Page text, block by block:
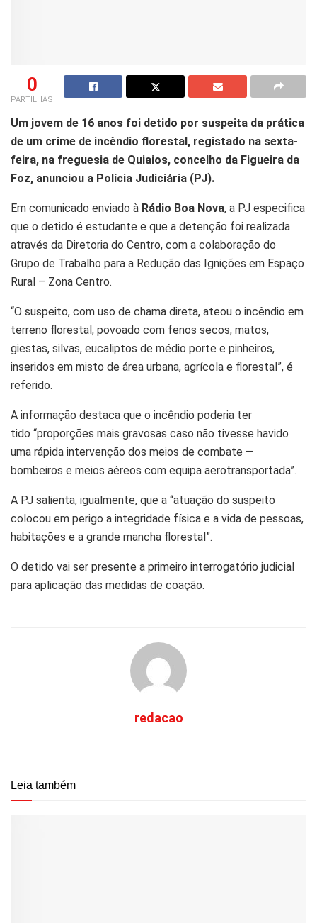
0
PARTILHAS
Um jovem de 16 anos foi detido por suspeita da prática
de um crime de incêndio florestal, registado na sexta-
feira, na freguesia de Quiaios, concelho da Figueira da
Foz, anunciou a Polícia Judiciária (PJ).
Em comunicado enviado à Rádio Boa Nova, a PJ especifica
que o detido é estudante e que a detenção foi realizada
através da Diretoria do Centro, com a colaboração do
Grupo de Trabalho para a Redução das Ignições em Espaço
Rural – Zona Centro.
“O suspeito, com uso de chama direta, ateou o incêndio em
terreno florestal, povoado com fenos secos, matos,
giestas, silvas, eucaliptos de médio porte e pinheiros,
inseridos em misto de área urbana, agrícola e florestal”, é
referido.
A informação destaca que o incêndio poderia ter
tido “proporções mais gravosas caso não tivesse havido
uma rápida intervenção dos meios de combate —
bombeiros e meios aéreos com equipa aerotransportada”.
A PJ salienta, igualmente, que a “atuação do suspeito
colocou em perigo a integridade física e a vida de pessoas,
habitações e a grande mancha florestal”.
O detido vai ser presente a primeiro interrogatório judicial
para aplicação das medidas de coação.
redacao
Leia também